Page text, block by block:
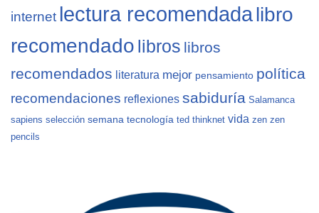
internet lectura recomendadalibro
recomendado libros libros
recomendados literatura mejor pensamiento política
recomendaciones reflexiones sabiduría Salamanca
sapiens selección semana tecnología ted thinknet vida zen zen
pencils